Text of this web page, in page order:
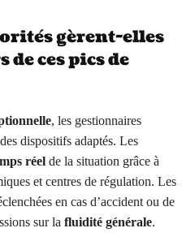
gèrent-elles
ces pics de
, les gestionnaires
dispositifs adaptés. Les
réel de la situation grâce à
et centres de régulation. Les
en cas d’accident ou de
sur la fluidité générale.